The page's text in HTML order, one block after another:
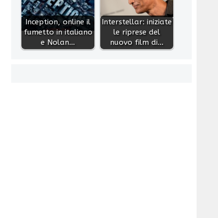
Inception, online il
fumetto in italiano
e Nolan…
Interstellar: iniziate
le riprese del
nuovo film di…